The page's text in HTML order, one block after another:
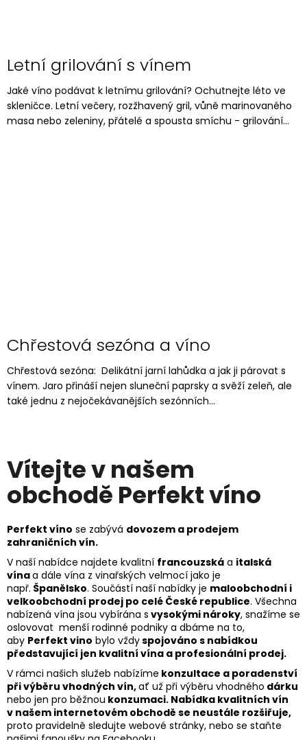
Letní grilování s vínem
Jaké víno podávat k letnímu grilování? Ochutnejte léto ve
skleničce. Letní večery, rozžhavený gril, vůně marinovaného
masa nebo zeleniny, přátelé a spousta smíchu - grilování...
Chřestová sezóna a víno
Chřestová sezóna: Delikátní jarní lahůdka a jak ji párovat s
vínem. Jaro přináší nejen sluneční paprsky a svěží zeleň, ale
také jednu z nejočekávanějších sezónních...
Vítejte v našem
obchodě Perfekt víno
Perfekt víno se zabývá dovozem a prodejem
zahraničních vín.
V naší nabídce najdete kvalitní francouzská a italská
vínaa dále vína z vinařských velmocí jako je
např. Španělsko. Součástí naší nabídky je maloobchodní i
velkoobchodní prodej po celé České republice. Všechna
nabízená vína jsou vybírána s vysokými nároky, snažíme se
oslovovat menší rodinné podniky a dbáme na to,
aby Perfekt vino bylo vždyspojováno s nabídkou
představující jen kvalitní vína a profesionální prodej.
V rámci našich služeb nabízíme konzultace a poradenství
při výběru vhodných vín,ať už při výběru vhodného dárku
nebo jen pro běžnou konzumaci. Nabídka kvalitních vín
v našem internetovém obchodě se neustále rozšiřuje,
proto pravidelně sledujte webové stránky, nebo se staňte